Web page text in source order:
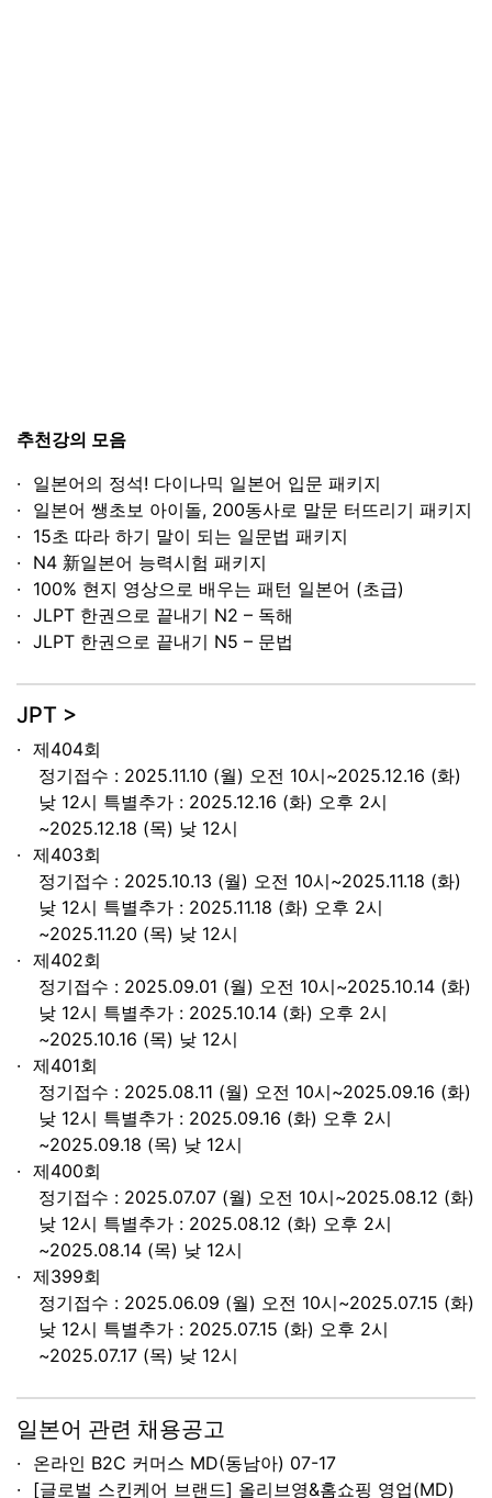
추천강의 모음
일본어의 정석! 다이나믹 일본어 입문 패키지
일본어 쌩초보 아이돌, 200동사로 말문 터뜨리기 패키지
15초 따라 하기 말이 되는 일문법 패키지
N4 新일본어 능력시험 패키지
100% 현지 영상으로 배우는 패턴 일본어 (초급)
JLPT 한권으로 끝내기 N2 – 독해
JLPT 한권으로 끝내기 N5 – 문법
JPT >
제404회
정기접수 : 2025.11.10 (월) 오전 10시~2025.12.16 (화)
낮 12시 특별추가 : 2025.12.16 (화) 오후 2시
~2025.12.18 (목) 낮 12시
제403회
정기접수 : 2025.10.13 (월) 오전 10시~2025.11.18 (화)
낮 12시 특별추가 : 2025.11.18 (화) 오후 2시
~2025.11.20 (목) 낮 12시
제402회
정기접수 : 2025.09.01 (월) 오전 10시~2025.10.14 (화)
낮 12시 특별추가 : 2025.10.14 (화) 오후 2시
~2025.10.16 (목) 낮 12시
제401회
정기접수 : 2025.08.11 (월) 오전 10시~2025.09.16 (화)
낮 12시 특별추가 : 2025.09.16 (화) 오후 2시
~2025.09.18 (목) 낮 12시
제400회
정기접수 : 2025.07.07 (월) 오전 10시~2025.08.12 (화)
낮 12시 특별추가 : 2025.08.12 (화) 오후 2시
~2025.08.14 (목) 낮 12시
제399회
정기접수 : 2025.06.09 (월) 오전 10시~2025.07.15 (화)
낮 12시 특별추가 : 2025.07.15 (화) 오후 2시
~2025.07.17 (목) 낮 12시
일본어 관련 채용공고
온라인 B2C 커머스 MD(동남아) 07-17
[글로벌 스킨케어 브랜드] 올리브영&홈쇼핑 영업(MD)